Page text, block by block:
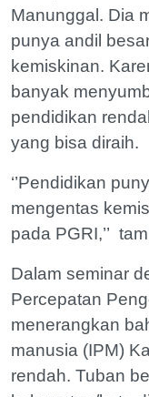
Manunggal. Dia
punya andil
kemiskinan.
banyak
pendidikan
yang bisa diraih.
‘’Pendidikan
mengentas
pada PGRI,’’
Dalam seminar
Percepatan
menerangkan
manusia (IPM)
rendah. Tuban